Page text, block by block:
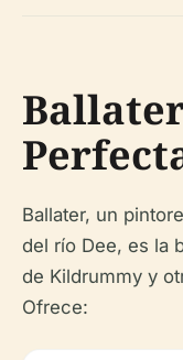
Ballater, un
del río Dee, es la
de Kildrummy y
Ofrece: